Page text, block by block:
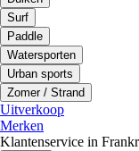
Surf
Paddle
Watersporten
Urban sports
Zomer / Strand
Uitverkoop
Merken
Klantenservice in